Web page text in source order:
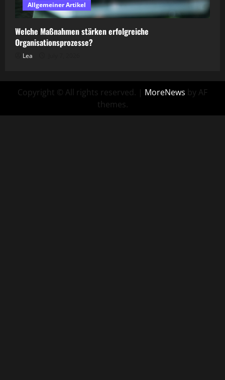
Allgemeiner Artikel
Welche Maßnahmen stärken erfolgreiche
Organisationsprozesse?
Lea
Copyright © All rights reserved. | MoreNews by AF
themes.